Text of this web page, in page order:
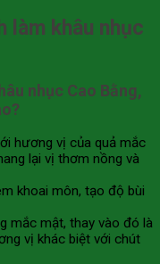
làm khâu nhục
nhục Cao Bằng,
hương vị của quả mắc
lại vị thơm nồng và
khoai môn, tạo độ bùi
mắc mật, thay vào đó là
vị khác biệt với chút